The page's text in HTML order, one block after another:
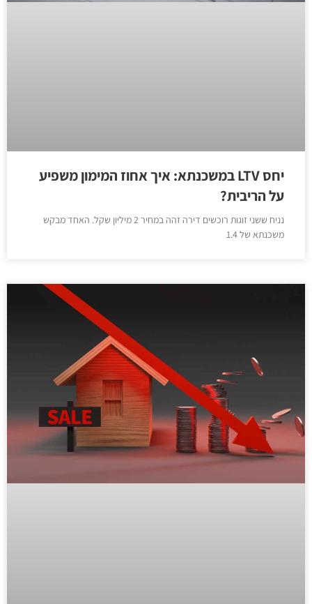
יחס LTV במשכנתא: איך אחוז המימון משפיע
על הריבית?
נניח ששני זוגות רוכשים דירה זהה במחיר 2 מיליון שקל. האחד מבקש
משכנתא של 1.4